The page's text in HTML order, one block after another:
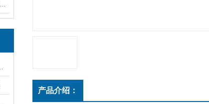
产品介绍：